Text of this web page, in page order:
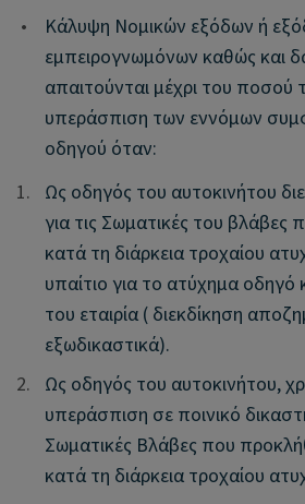
•
Κάλυψη Νομικών εξόδων ή
εμπειρογνωμόνων καθώς και
απαιτούνται μέχρι του ποσού
υπεράσπιση των εννόμων
οδηγού όταν:
1.
1. Ως οδηγός του αυτοκινήτου
για τις Σωματικές του
κατά τη διάρκεια τροχαίου
υπαίτιο για το ατύχημα οδηγό
του εταιρία ( διεκδίκηση
εξωδικαστικά).
2.
2. Ως οδηγός του αυτοκινήτου,
υπεράσπιση σε ποινικό
Σωματικές Βλάβες που
κατά τη διάρκεια τροχαίου